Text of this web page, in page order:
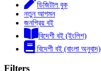
ডিজিটাল বুক
নতুন আগমন
জনপ্রিয় বই
বিদেশী বই (ইংলিশ)
বিদেশী বই (বাংলা অনুবাদ)
Filters